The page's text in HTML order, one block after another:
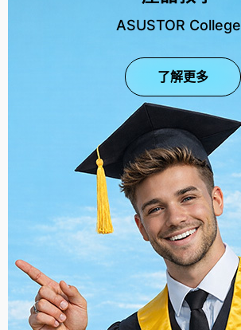
ASUSTOR College
了解更多